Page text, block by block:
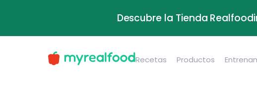
Descubre la Tienda
Recetas Productos